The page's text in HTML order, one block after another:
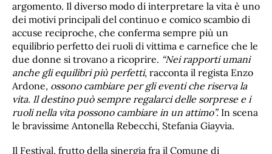
argomento. Il diverso modo di interpretare la vita è uno
dei motivi principali del continuo e comico scambio di
accuse reciproche, che conferma sempre più un
equilibrio perfetto dei ruoli di vittima e carnefice che le
due donne si trovano a ricoprire. “Nei rapporti umani
anche gli equilibri più perfetti, racconta il regista Enzo
Ardone, ossono cambiare per gli eventi che riserva la
vita. Il destino può sempre regalarci delle sorprese e i
ruoli nella vita possono cambiare in un attimo”. In scena
le bravissime Antonella Rebecchi, Stefania Giayvia.
Il Festival, frutto della sinergia fra il Comune di